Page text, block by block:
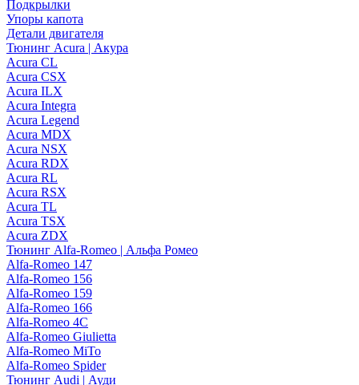
Подкрылки
Упоры капота
Детали двигателя
Тюнинг Acura | Акура
Acura CL
Acura CSX
Acura ILX
Acura Integra
Acura Legend
Acura MDX
Acura NSX
Acura RDX
Acura RL
Acura RSX
Acura TL
Acura TSX
Acura ZDX
Тюнинг Alfa-Romeo | Альфа Ромео
Alfa-Romeo 147
Alfa-Romeo 156
Alfa-Romeo 159
Alfa-Romeo 166
Alfa-Romeo 4C
Alfa-Romeo Giulietta
Alfa-Romeo MiTo
Alfa-Romeo Spider
Тюнинг Audi | Ауди